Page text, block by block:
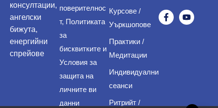
консултации,
ангелски
бижута,
енергийни
спрейове
поверителнос
т, Политиката
за
бисквитките и
Условия за
защита на
личните ви
данни
Курсове /
Уъркшопове
Практики /
Медитации
Индивидуални
сеанси
Ритрийт /